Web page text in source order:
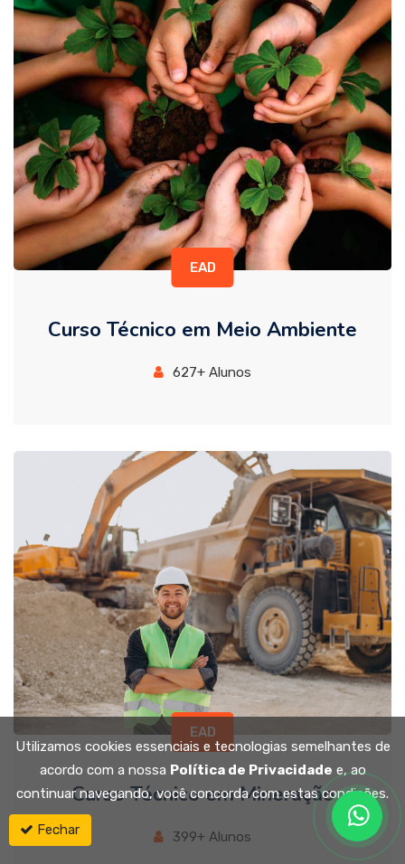
EAD
Curso Técnico em Meio Ambiente
627+ Alunos
EAD
Curso Técnico em Mineração
399+ Alunos
Utilizamos cookies essenciais e tecnologias semelhantes de
acordo com a nossa Política de Privacidade e, ao
continuar navegando, você concorda com estas condições.
Fechar